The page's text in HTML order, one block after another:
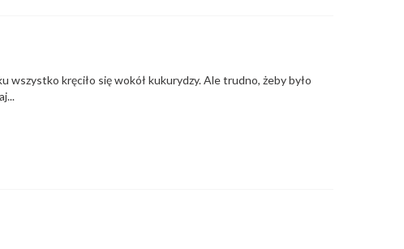
kręciło się wokół kukurydzy. Ale trudno, żeby było